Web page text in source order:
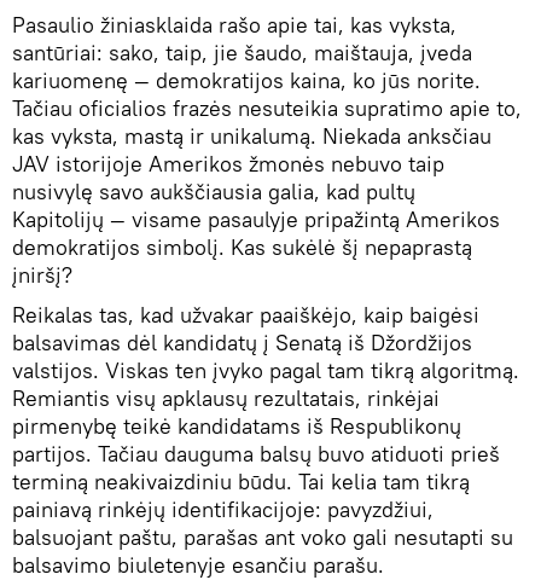
Pasaulio žiniasklaida rašo apie tai, kas vyksta,
santūriai: sako, taip, jie šaudo, maištauja, įveda
kariuomenę — demokratijos kaina, ko jūs norite.
Tačiau oficialios frazės nesuteikia supratimo apie to,
kas vyksta, mastą ir unikalumą. Niekada anksčiau
JAV istorijoje Amerikos žmonės nebuvo taip
nusivylę savo aukščiausia galia, kad pultų
Kapitolijų — visame pasaulyje pripažintą Amerikos
demokratijos simbolį. Kas sukėlė šį nepaprastą
įniršį?
Reikalas tas, kad užvakar paaiškėjo, kaip baigėsi
balsavimas dėl kandidatų į Senatą iš Džordžijos
valstijos. Viskas ten įvyko pagal tam tikrą algoritmą.
Remiantis visų apklausų rezultatais, rinkėjai
pirmenybę teikė kandidatams iš Respublikonų
partijos. Tačiau dauguma balsų buvo atiduoti prieš
terminą neakivaizdiniu būdu. Tai kelia tam tikrą
painiavą rinkėjų identifikacijoje: pavyzdžiui,
balsuojant paštu, parašas ant voko gali nesutapti su
balsavimo biuletenyje esančiu parašu.